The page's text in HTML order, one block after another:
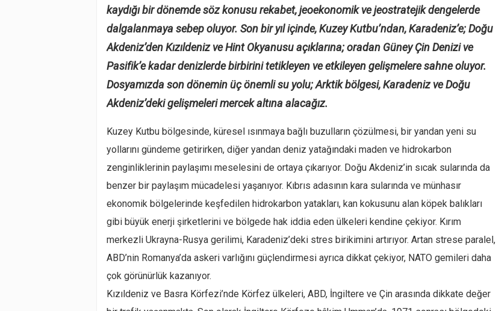
kaydığı bir dönemde söz konusu rekabet, jeoekonomik ve jeostratejik dengelerde
dalgalanmaya sebep oluyor. Son bir yıl içinde, Kuzey Kutbu’ndan, Karadeniz’e; Doğu
Akdeniz’den Kızıldeniz ve Hint Okyanusu açıklarına; oradan Güney Çin Denizi ve
Pasifik’e kadar denizlerde birbirini tetikleyen ve etkileyen gelişmelere sahne oluyor.
Dosyamızda son dönemin üç önemli su yolu; Arktik bölgesi, Karadeniz ve Doğu
Akdeniz’deki gelişmeleri mercek altına alacağız.
Kuzey Kutbu bölgesinde, küresel ısınmaya bağlı buzulların çözülmesi, bir yandan yeni su
yollarını gündeme getirirken, diğer yandan deniz yatağındaki maden ve hidrokarbon
zenginliklerinin paylaşımı meselesini de ortaya çıkarıyor. Doğu Akdeniz’in sıcak sularında da
benzer bir paylaşım mücadelesi yaşanıyor. Kıbrıs adasının kara sularında ve münhasır
ekonomik bölgelerinde keşfedilen hidrokarbon yatakları, kan kokusunu alan köpek balıkları
gibi büyük enerji şirketlerini ve bölgede hak iddia eden ülkeleri kendine çekiyor. Kırım
merkezli Ukrayna-Rusya gerilimi, Karadeniz’deki stres birikimini artırıyor. Artan strese paralel,
ABD’nin Romanya’da askeri varlığını güçlendirmesi ayrıca dikkat çekiyor, NATO gemileri daha
çok görünürlük kazanıyor.
Kızıldeniz ve Basra Körfezi’nde Körfez ülkeleri, ABD, İngiltere ve Çin arasında dikkate değer